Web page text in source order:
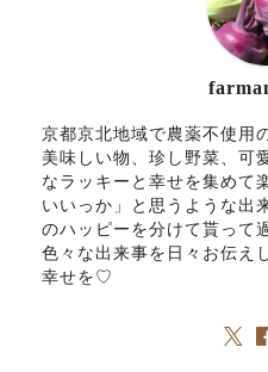
京都京北地域で農薬不使用
美味しい物、珍し野菜、可
なラッキーと幸せを集めて
いいっか」と思うような出
のハッピーを分けて貰って
色々な出来事を日々お伝え
幸せを♡